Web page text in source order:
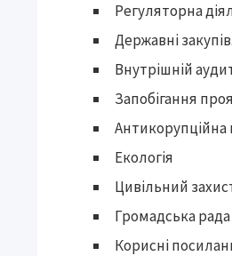
Регуляторна
Державні
Внутрішній
Запобігання
Антикорупційна
Екологія
Цивільний
Громадська рада
Корисні